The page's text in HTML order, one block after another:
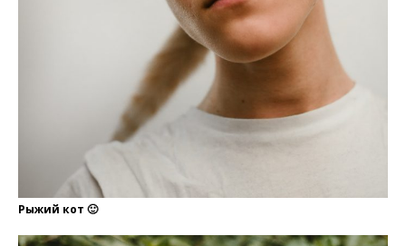
Рыжий кот 🙂